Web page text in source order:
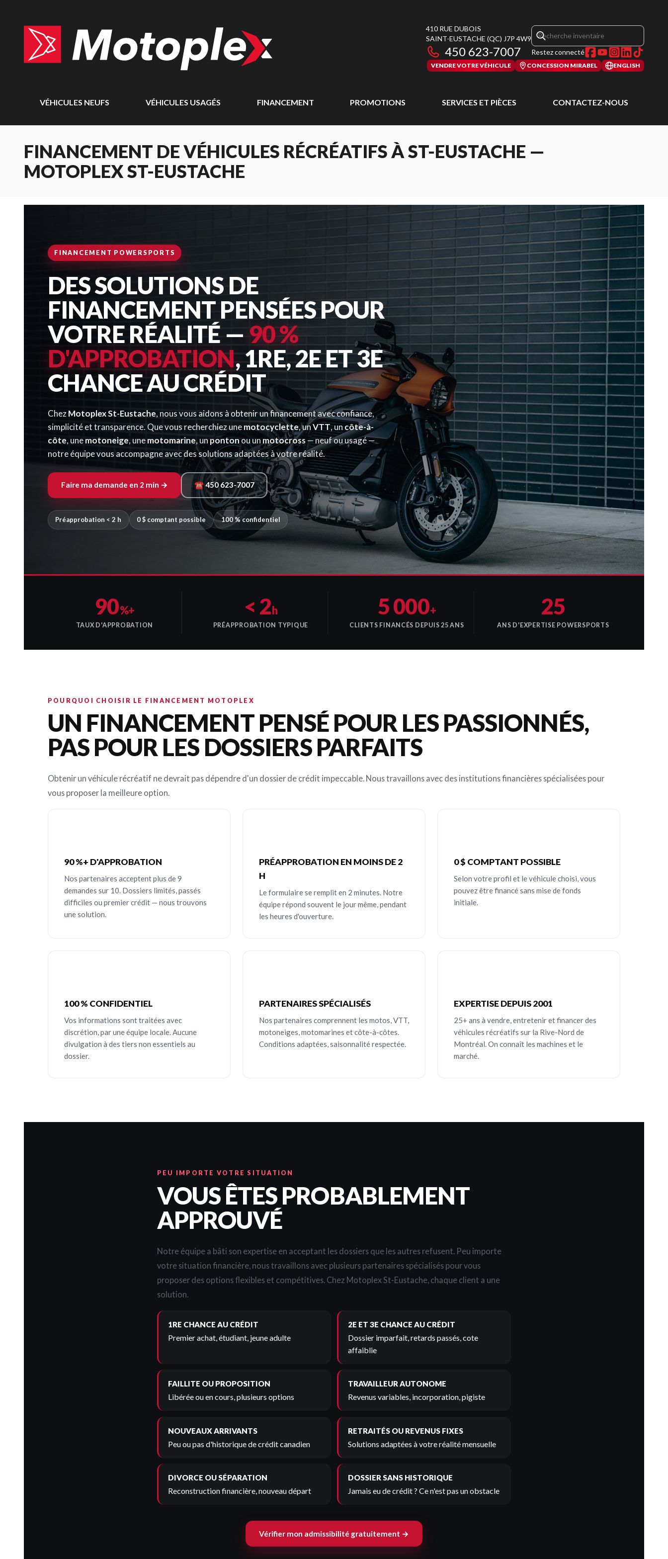
410 RUE DUBOIS
SAINT-EUSTACHE (QC) J7P 4W9
450 623-7007 Restez connecté
VENDRE VOTRE VÉHICULE CONCESSION MIRABEL ENGLISH
VÉHICULES NEUFS VÉHICULES USAGÉS FINANCEMENT PROMOTIONS SERVICES ET PIÈCES CONTACTEZ-NOUS
FINANCEMENT DE VÉHICULES RÉCRÉATIFS À ST-EUSTACHE —
MOTOPLEX ST-EUSTACHE
FINANCEMENT POWERSPORTS
DES SOLUTIONS DE
FINANCEMENT PENSÉES POUR
VOTRE RÉALITÉ — 90 %
D'APPROBATION, 1RE, 2E ET 3E
CHANCE AU CRÉDIT
ChezMotoplex St-Eustache, nous vous aidons à obtenir un financement avec confiance,
simplicité et transparence. Que vous recherchiez unemotocyclette, unVTT, uncôte-à-
côte, unemotoneige, unemotomarine, unpontonou un motocross— neuf ou usagé —
notre équipe vous accompagne avec des solutions adaptées à votre réalité.
Faire ma demande en 2 min → ☎ 450 623-7007
Préapprobation < 2 h 0 $ comptant possible 100 % confidentiel
90%+
TAUX D'APPROBATION
< 2h
PRÉAPPROBATION TYPIQUE
5 000+
CLIENTS FINANCÉS DEPUIS 25 ANS
25
ANS D'EXPERTISE POWERSPORTS
POURQUOI CHOISIR LE FINANCEMENT MOTOPLEX
UN FINANCEMENT PENSÉ POUR LES PASSIONNÉS,
PAS POUR LES DOSSIERS PARFAITS
Obtenir un véhicule récréatif ne devrait pas dépendre d'un dossier de crédit impeccable. Nous travaillons avec des institutions financières spécialisées pour
vous proposer la meilleure option.
90 %+ D'APPROBATION
Nos partenaires acceptent plus de 9
demandes sur 10. Dossiers limités, passés
difficiles ou premier crédit — nous trouvons
une solution.
PRÉAPPROBATION EN MOINS DE 2
H
Le formulaire se remplit en 2 minutes. Notre
équipe répond souvent le jour même, pendant
les heures d'ouverture.
0 $ COMPTANT POSSIBLE
Selon votre profil et le véhicule choisi, vous
pouvez être financé sans mise de fonds
initiale.
100 % CONFIDENTIEL
Vos informations sont traitées avec
discrétion, par une équipe locale. Aucune
divulgation à des tiers non essentiels au
dossier.
PARTENAIRES SPÉCIALISÉS
Nos partenaires comprennent les motos, VTT,
motoneiges, motomarines et côte-à-côtes.
Conditions adaptées, saisonnalité respectée.
EXPERTISE DEPUIS 2001
25+ ans à vendre, entretenir et financer des
véhicules récréatifs sur la Rive-Nord de
Montréal. On connaît les machines et le
marché.
PEU IMPORTE VOTRE SITUATION
VOUS ÊTES PROBABLEMENT
APPROUVÉ
Notre équipe a bâti son expertise en acceptant les dossiers que les autres refusent. Peu importe
votre situation financière, nous travaillons avec plusieurs partenaires spécialisés pour vous
proposer des options flexibles et compétitives. Chez Motoplex St-Eustache, chaque client a une
solution.
1RE CHANCE AU CRÉDIT
Premier achat, étudiant, jeune adulte
2E ET 3E CHANCE AU CRÉDIT
Dossier imparfait, retards passés, cote
affaiblie
FAILLITE OU PROPOSITION
Libérée ou en cours, plusieurs options
TRAVAILLEUR AUTONOME
Revenus variables, incorporation, pigiste
NOUVEAUX ARRIVANTS
Peu ou pas d'historique de crédit canadien
RETRAITÉS OU REVENUS FIXES
Solutions adaptées à votre réalité mensuelle
DIVORCE OU SÉPARATION
Reconstruction financière, nouveau départ
DOSSIER SANS HISTORIQUE
Jamais eu de crédit ? Ce n'est pas un obstacle
Vérifier mon admissibilité gratuitement →